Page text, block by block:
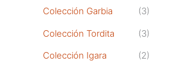
Colección Garbia
(3)
Colección Tordita
(3)
Colección Igara
(2)